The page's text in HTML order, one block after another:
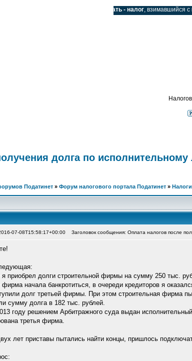
Подать - налог, взимавшийся с
долга по исполнительному
Податинет » Форум налогового портала Податинет »
07-08T15:58:17+00:00 Заголовок сообщения: Оплата налогов после
я приобрел долги строительной фирмы на сумму 250 тыс.
фирма начала банкротиться, в очереди кредиторов я
долг третьей фирмы. При этом строительная фирма
сумму долга в 182 тыс. рублей.
году решением Арбитражного суда выдан
третья фирма.
лет приставы пытались найти концы, пришлось